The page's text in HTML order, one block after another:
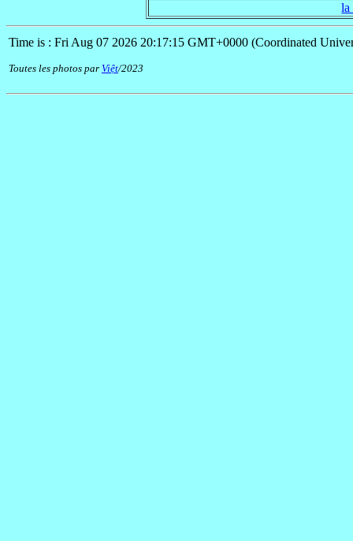
la
Time is : Fri Aug 07 2026 20:17:15 GMT+0000 (Coordinated
Toutes les photos par Việt/2023